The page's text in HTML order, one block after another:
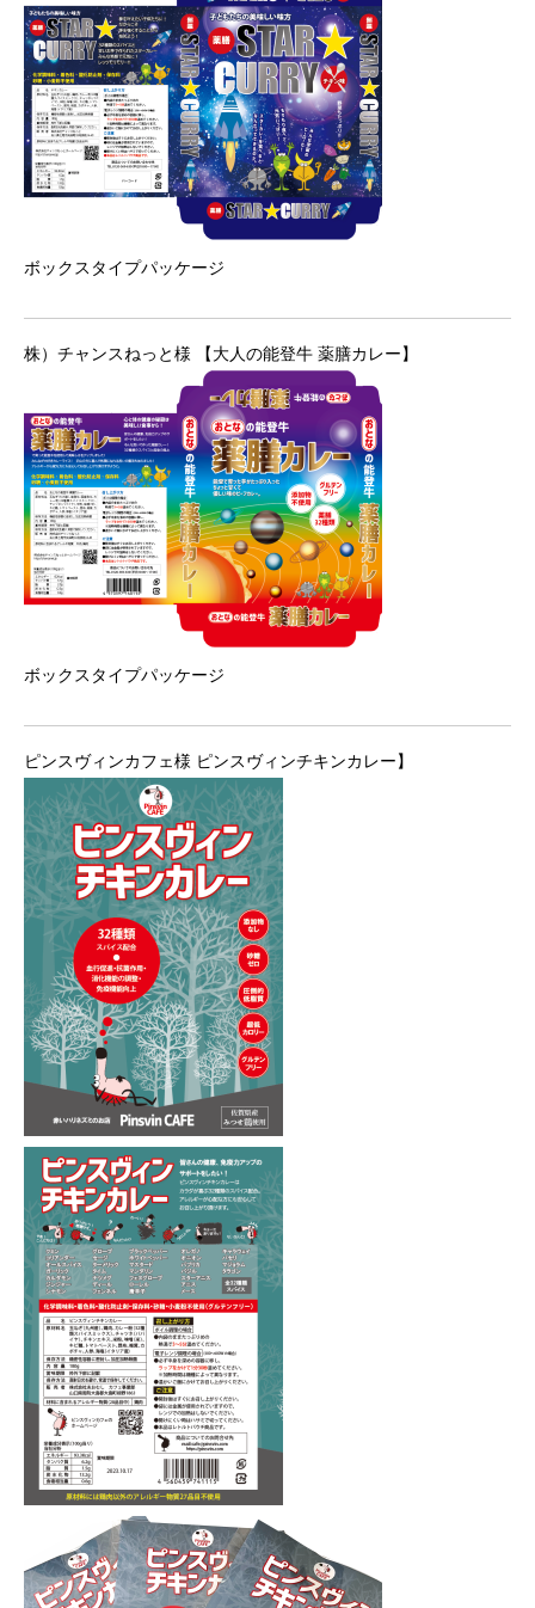
ボックスタイプパッケージ
株）チャンスねっと様 【大人の能登牛 薬膳カレー】
ボックスタイプパッケージ
ピンスヴィンカフェ様 ピンスヴィンチキンカレー】